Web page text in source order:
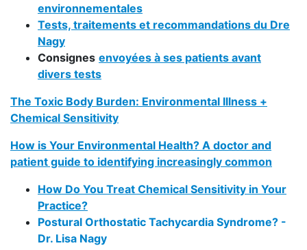
environnementales
Tests, traitements et recommandations du Dre
Nagy
Consignes envoyées à ses patients avant
divers tests
The Toxic Body Burden: Environmental Illness +
Chemical Sensitivity
How is Your Environmental Health? A doctor and
patient guide to identifying increasingly common
How Do You Treat Chemical Sensitivity in Your
Practice?
Postural Orthostatic Tachycardia Syndrome? -
Dr. Lisa Nagy